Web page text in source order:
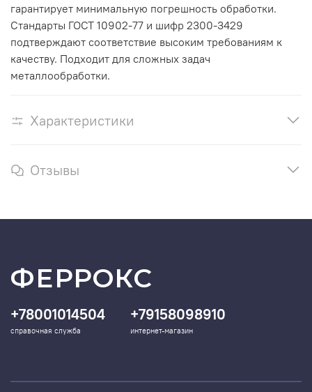
гарантирует минимальную погрешность обработки.
Стандарты ГОСТ 10902-77 и шифр 2300-3429
подтверждают соответствие высоким требованиям к
качеству. Подходит для сложных задач
металлообработки.
Характеристики
Отзывы
+78001014504
справочная служба
+79158098910
интернет-магазин
ФЕРРОКС